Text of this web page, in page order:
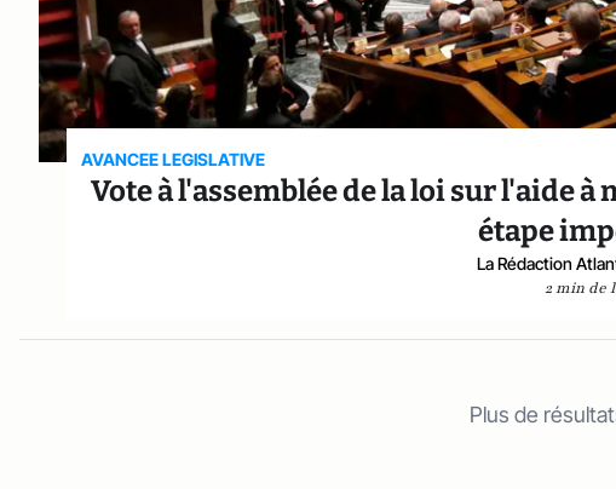
AVANCEE LEGISLATIVE
Vote à l'assemblée de la loi sur l'aide
étape
La Rédaction
2 min de
Plus de